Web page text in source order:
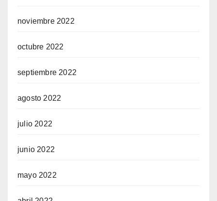
noviembre 2022
octubre 2022
septiembre 2022
agosto 2022
julio 2022
junio 2022
mayo 2022